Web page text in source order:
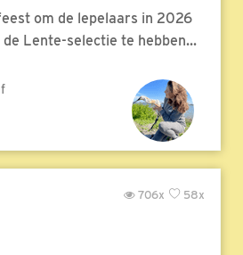
om de lepelaars in 2026
Lente-selectie te hebben...
58x
706x